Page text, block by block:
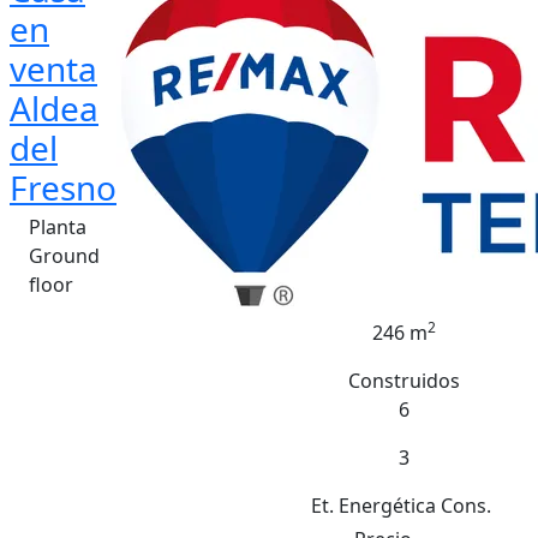
en
venta
Aldea
del
Fresno
Planta
Ground
floor
246 m2
Construidos
6
3
Et. Energética Cons.